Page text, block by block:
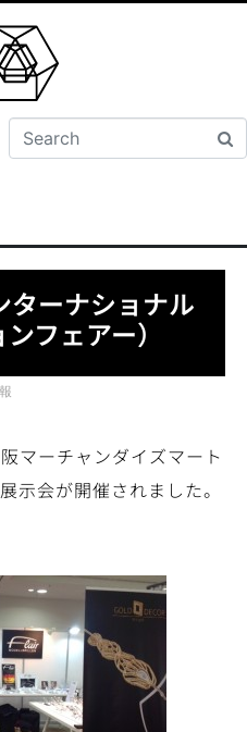
ターナショナル
フェアー）
マーチャンダイズマート
示会が開催されました。